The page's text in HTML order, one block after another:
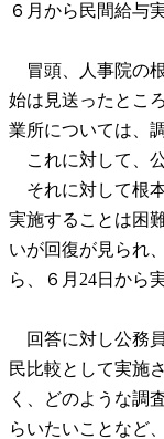
６月から民間給与
冒頭、人事院の
始は見送ったとこ
業所については、
これに対して、
それに対して根
実施することは困
いが回復が見られ
ら、６月24日から
回答に対し公務
民比較として実施
く、どのような調
らいたいことなど